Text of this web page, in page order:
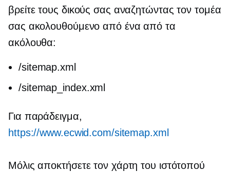
βρείτε τους δικούς σας αναζητώντας τον τομέα
σας ακολουθούμενο από ένα από τα
ακόλουθα:
/sitemap.xml
/sitemap_index.xml
Για παράδειγμα,
https://www.ecwid.com/sitemap.xml
Μόλις αποκτήσετε τον χάρτη του ιστότοπού